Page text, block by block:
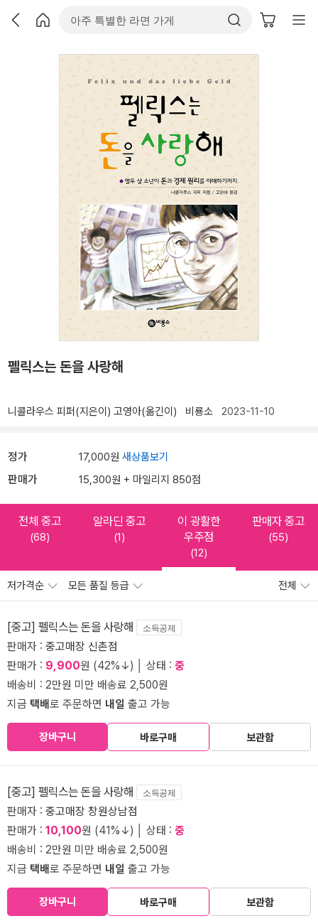
펠릭스는 돈을 사랑해
니콜라우스 피퍼(지은이) 고영아(옮긴이) 비룡소 2023-11-10
정가 17,000원 새상품보기
판매가 15,300원 + 마일리지 850점
전체 중고
(68)
알라딘 중고
(1)
이 광활한
우주점
(12)
판매자 중고
(55)
저가격순 모든 품질 등급 전체
[중고] 펠릭스는 돈을 사랑해 소득공제
판매자 : 중고매장 신촌점
판매가 : 9,900원 (42%↓) │ 상태 : 중
배송비 : 2만원 미만 배송료 2,500원
지금 택배로 주문하면 내일 출고 가능
장바구니 바로구매 보관함
[중고] 펠릭스는 돈을 사랑해 소득공제
판매자 : 중고매장 창원상남점
판매가 : 10,100원 (41%↓) │ 상태 : 중
배송비 : 2만원 미만 배송료 2,500원
지금 택배로 주문하면 내일 출고 가능
장바구니 바로구매 보관함